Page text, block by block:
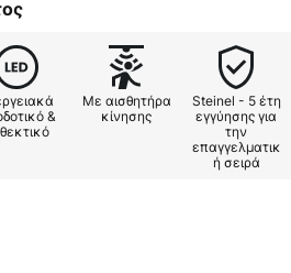
φωτεινότητα του
έκδοση με ανιχνευτή κίνησης
δευτερεύουσα έκδοση χωρίς
φωτισμό γύρω από το σπίτι -
Εμβέλεια: ακτινική 3 m,
του ερπυσμού - Γωνία
&
Με αισθητήρα
κίνησης
Steinel - 5 έτη
εγγύησης για
την
επαγγελματικ
ή σειρά